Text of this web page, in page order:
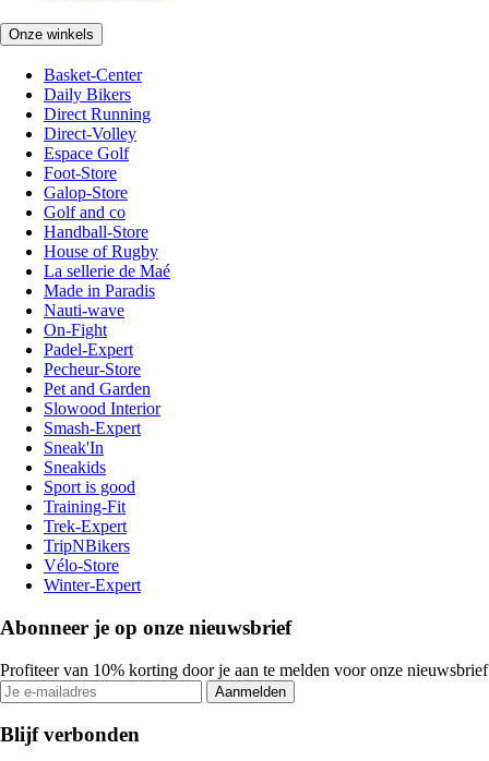
Onze winkels
Basket-Center
Daily Bikers
Direct Running
Direct-Volley
Espace Golf
Foot-Store
Galop-Store
Golf and co
Handball-Store
House of Rugby
La sellerie de Maé
Made in Paradis
Nauti-wave
On-Fight
Padel-Expert
Pecheur-Store
Pet and Garden
Slowood Interior
Smash-Expert
Sneak'In
Sneakids
Sport is good
Training-Fit
Trek-Expert
TripNBikers
Vélo-Store
Winter-Expert
Abonneer je op onze nieuwsbrief
Profiteer van 10% korting door je aan te melden voor onze nieuwsbrief
Aanmelden
Blijf verbonden